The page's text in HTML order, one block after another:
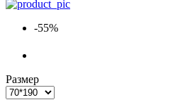
-55%
Размер